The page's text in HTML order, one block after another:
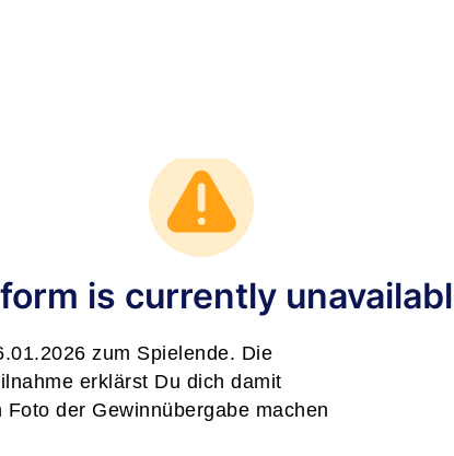
zum Spielende. Die
erklärst Du dich damit
der Gewinnübergabe machen